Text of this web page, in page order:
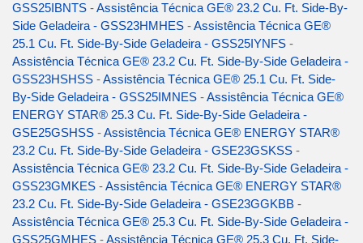
GSS25IBNTS -Assistência Técnica GE® 23.2 Cu. Ft. Side-By-
Side Geladeira - GSS23HMHES -Assistência Técnica GE®
25.1 Cu. Ft. Side-By-Side Geladeira - GSS25IYNFS -
Assistência Técnica GE® 23.2 Cu. Ft. Side-By-Side Geladeira -
GSS23HSHSS -Assistência Técnica GE® 25.1 Cu. Ft. Side-
By-Side Geladeira - GSS25IMNES -Assistência Técnica GE®
ENERGY STAR® 25.3 Cu. Ft. Side-By-Side Geladeira -
GSE25GSHSS -Assistência Técnica GE® ENERGY STAR®
23.2 Cu. Ft. Side-By-Side Geladeira - GSE23GSKSS -
Assistência Técnica GE® 23.2 Cu. Ft. Side-By-Side Geladeira -
GSS23GMKES -Assistência Técnica GE® ENERGY STAR®
23.2 Cu. Ft. Side-By-Side Geladeira - GSE23GGKBB -
Assistência Técnica GE® 25.3 Cu. Ft. Side-By-Side Geladeira -
GSS25GMHES -Assistência Técnica GE® 25.3 Cu. Ft. Side-